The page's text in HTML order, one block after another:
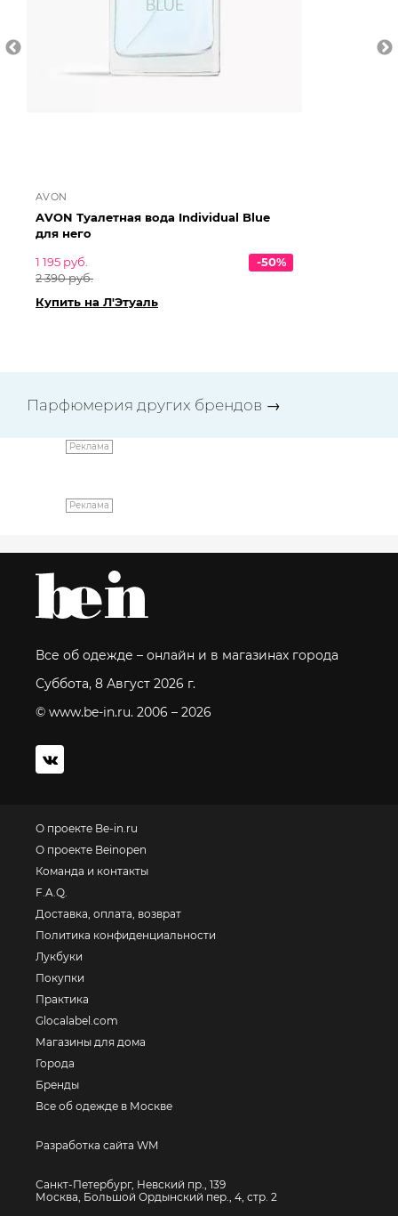
AVON
AVON Туалетная вода Individual Blue
для него
1 195 руб.
2 390 руб.
-50%
Купить на Л'Этуаль
Парфюмерия других брендов →
Реклама
Реклама
Все об одежде – онлайн и в магазинах города
Суббота, 8 Август 2026 г.
© www.be-in.ru. 2006 – 2026
О проекте Be-in.ru
О проекте Beinopen
Команда и контакты
F.A.Q.
Доставка, оплата, возврат
Политика конфиденциальности
Лукбуки
Покупки
Практика
Glocalabel.com
Магазины для дома
Города
Бренды
Все об одежде в Москве
Разработка сайта WM
Санкт-Петербург, Невский пр., 139
Москва, Большой Ордынский пер., 4, стр. 2